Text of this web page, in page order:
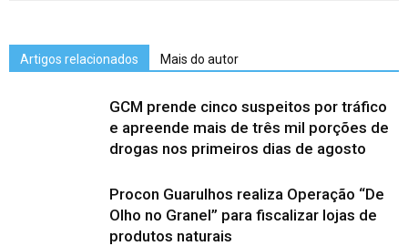
Artigos relacionados Mais do autor
GCM prende cinco suspeitos por tráfico
e apreende mais de três mil porções de
drogas nos primeiros dias de agosto
Procon Guarulhos realiza Operação “De
Olho no Granel” para fiscalizar lojas de
produtos naturais